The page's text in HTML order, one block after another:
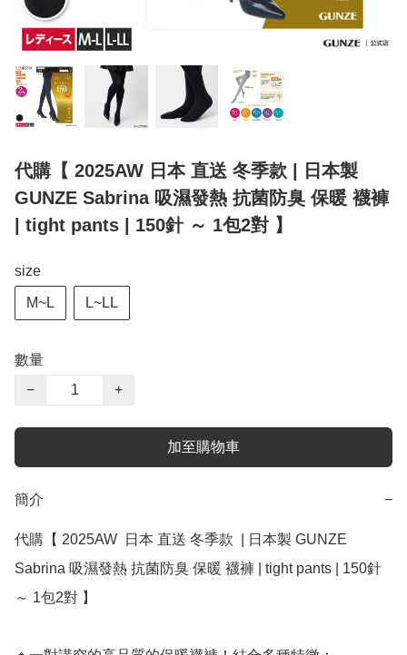
代購【 2025AW 日本 直送 冬季款 | 日本製
GUNZE Sabrina 吸濕發熱 抗菌防臭 保暖 襪褲
| tight pants | 150針 ～ 1包2對 】
size
M~L L~LL
數量
−
+
加至購物車
簡介 −
代購【 2025AW  日本 直送 冬季款  | 日本製 GUNZE
Sabrina 吸濕發熱 抗菌防臭 保暖 襪褲 | tight pants | 150針
～ 1包2對 】